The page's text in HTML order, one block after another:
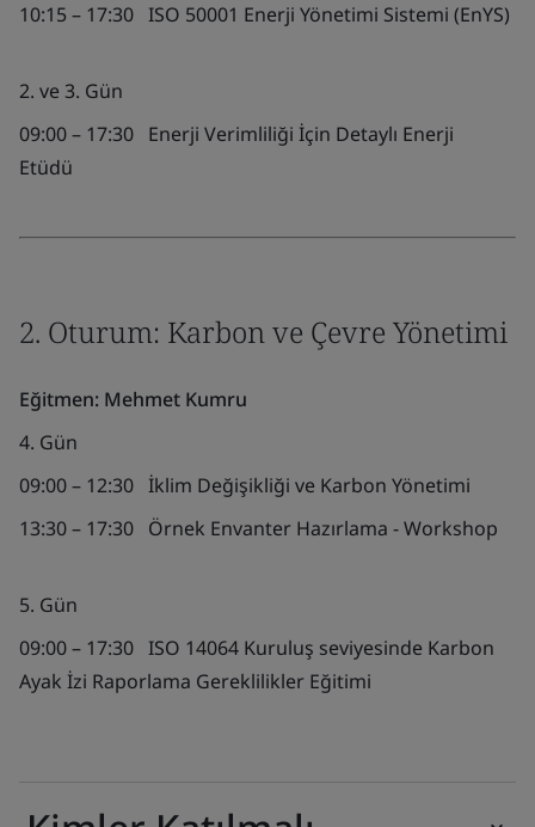
10:15 – 17:30 ISO 50001 Enerji Yönetimi Sistemi (EnYS)
2. ve 3. Gün
09:00 – 17:30 Enerji Verimliliği İçin Detaylı Enerji
Etüdü
2. Oturum: Karbon ve Çevre Yönetimi
Eğitmen: Mehmet Kumru
4. Gün
09:00– 12:30 İklim Değişikliği ve Karbon Yönetimi
13:30– 17:30 Örnek Envanter Hazırlama - Workshop
5. Gün
09:00– 17:30 ISO 14064 Kuruluş seviyesinde Karbon
Ayak İzi Raporlama Gereklilikler Eğitimi